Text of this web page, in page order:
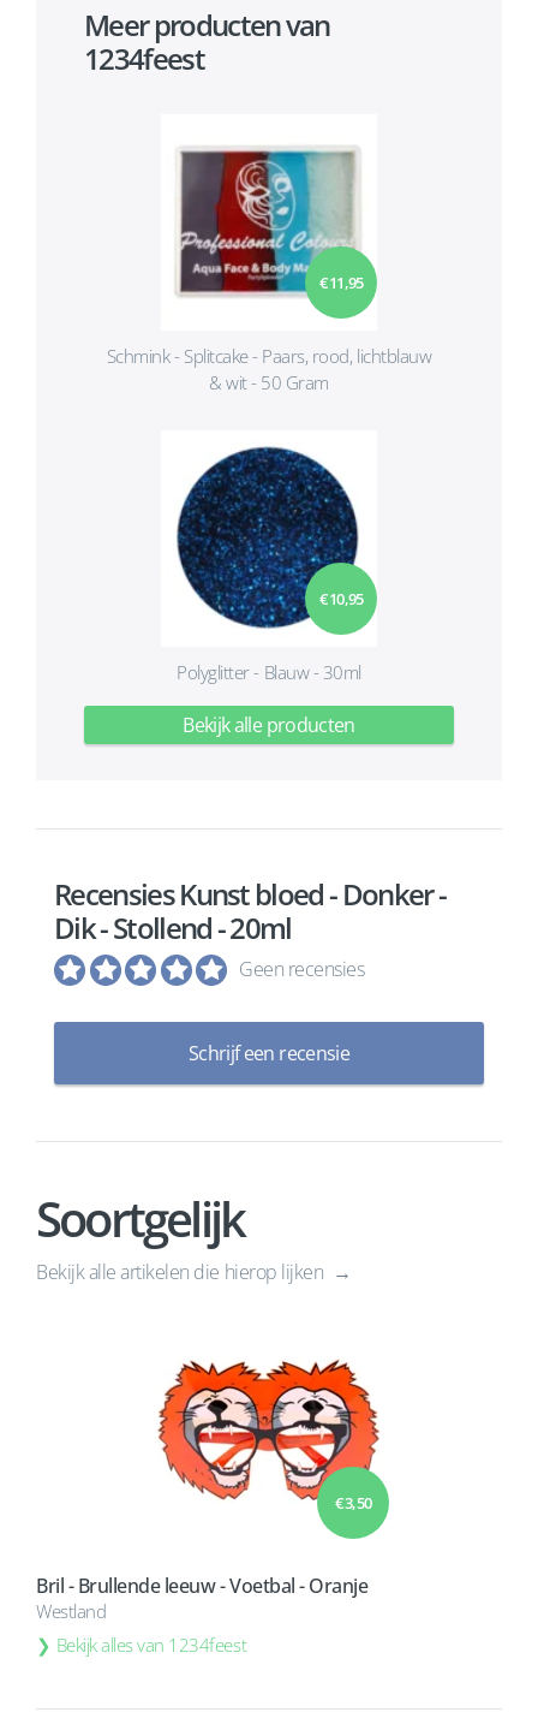
Meer producten van
1234feest
€ 11,95
Schmink - Splitcake - Paars, rood, lichtblauw
& wit - 50 Gram
€ 10,95
Polyglitter - Blauw - 30ml
Bekijk alle producten
Recensies Kunst bloed - Donker -
Dik - Stollend - 20ml
Geen recensies
Schrijf een recensie
Soortgelijk
Bekijk alle artikelen die hierop lijken
€ 3,50
Bril - Brullende leeuw - Voetbal - Oranje
Westland
Bekijk alles van 1234feest